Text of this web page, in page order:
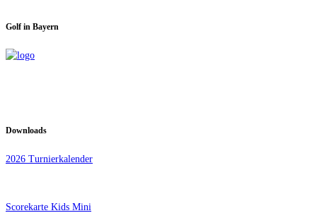
Golf in Bayern
Downloads
2026 Turnierkalender
Scorekarte Kids Mini